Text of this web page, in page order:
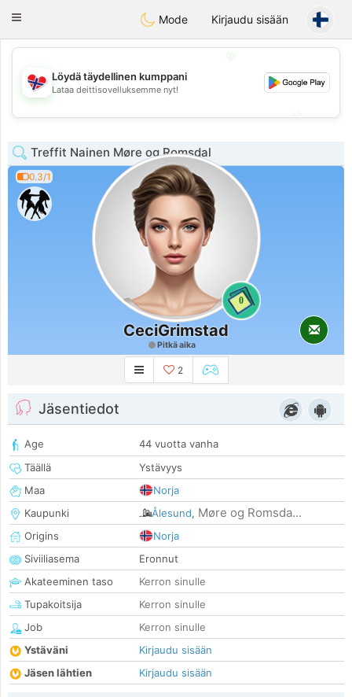
EkteNordmenn
Toggle
Mode Kirjaudu sisään
💖
Löydä täydellinen kumppani
Lataa deittisovelluksemme nyt!
Treffit Nainen Møre og Romsdal
0.3/1
0
CeciGrimstad
Pitkä aika
2
Jäsentiedot
Age
44 vuotta vanha
Täällä
Ystävyys
Maa
Norja
Kaupunki
Ålesund, Møre og Romsda...
Origins
Norja
Siviiliasema
Eronnut
Akateeminen taso
Kerron sinulle
Tupakoitsija
Kerron sinulle
Job
Kerron sinulle
Ystäväni
Kirjaudu sisään
Jäsen lähtien
Kirjaudu sisään